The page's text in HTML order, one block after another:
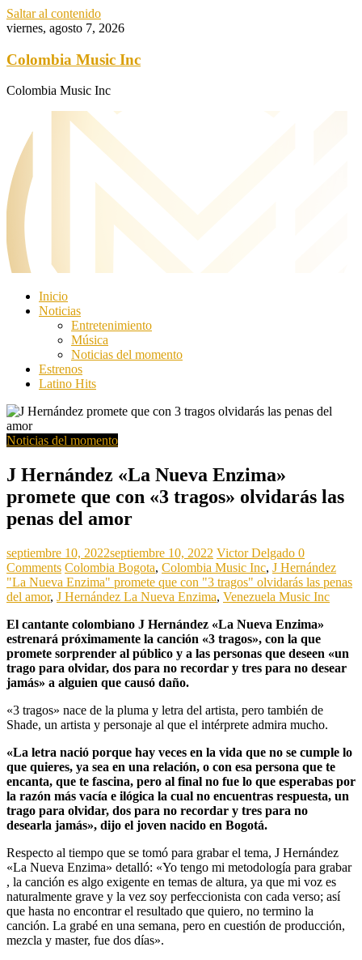
Saltar al contenido
viernes, agosto 7, 2026
Colombia Music Inc
Colombia Music Inc
Inicio
Noticias
Entretenimiento
Música
Noticias del momento
Estrenos
Latino Hits
Noticias del momento
J Hernández «La Nueva Enzima»
promete que con «3 tragos» olvidarás las
penas del amor
septiembre 10, 2022septiembre 10, 2022 Victor Delgado 0
Comments Colombia Bogota, Colombia Music Inc, J Hernández
"La Nueva Enzima" promete que con "3 tragos" olvidarás las penas
del amor, J Hernández La Nueva Enzima, Venezuela Music Inc
El cantante colombiano J Hernández «La Nueva Enzima»
estrenará próximamente la canción «3 tragos», con la que
promete sorprender al público y a las personas que deseen «un
trago para olvidar, dos para no recordar y tres para no desear
jamás» a alguien que causó daño.
«3 tragos» nace de la pluma y letra del artista, pero también de
Shade, un artista y personaje al que el intérprete admira mucho.
«La letra nació porque hay veces en la vida que no se cumple lo
que quieres, ya sea en una relación, o con esa persona que te
encanta, que te fascina, pero al final no fue lo que esperabas por
la razón más vacía e ilógica la cual no encuentras respuesta, un
trago para olvidar, dos para no recordar y tres para no
desearla jamás», dijo el joven nacido en Bogotá.
Respecto al tiempo que se tomó para grabar el tema, J Hernández
«La Nueva Enzima» detalló: «Yo tengo mi metodología para grabar
, la canción es algo exigente en temas de altura, ya que mi voz es
naturalmente grave y la vez soy perfeccionista con cada verso; así
que hasta no encontrar el resultado que quiero, no termino la
canción. La grabé en una semana, pero en cuestión de producción,
mezcla y master, fue dos días».